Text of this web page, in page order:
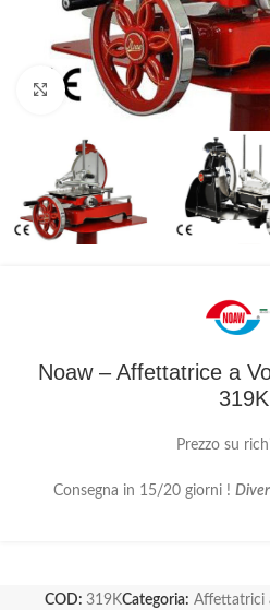
Clicca per ingrandire
Noaw – Affettatrice a
319K
Prezzo su
Consegna in 15/20 giorni !
COD: 319KCategoria: Affettatrici